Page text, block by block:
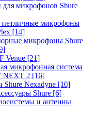
для микрофонов Shure
петличные микрофоны
[14]
микрофоны Shure
Venue [21]
микрофонная система
NEXT 2 [16]
Nexadyne [10]
Shure [6]
и антенны